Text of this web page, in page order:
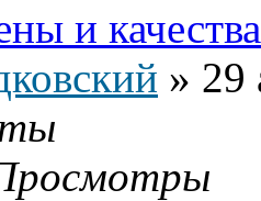
и качества
» 29